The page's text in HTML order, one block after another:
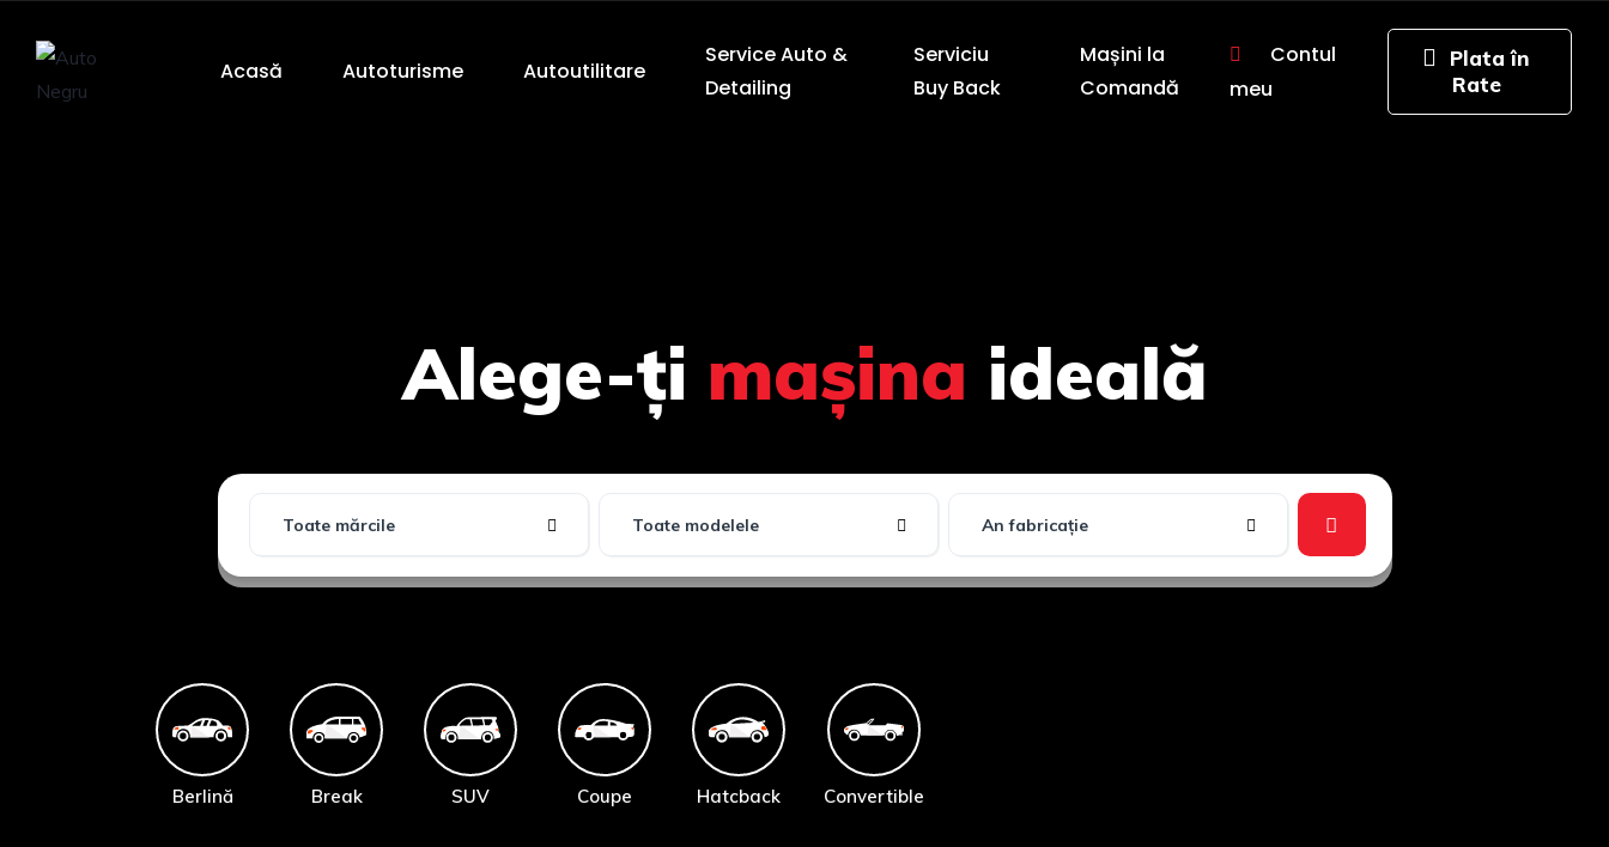
Acasă Autoturisme Autoutilitare
Service Auto &
Detailing
Serviciu
Buy Back
Mașini la
Comandă
Contul
meu
Alege-ți mașina ideală
Toate mărcile Toate modelele An fabricație
Berlină Break SUV Coupe Hatcback Convertible